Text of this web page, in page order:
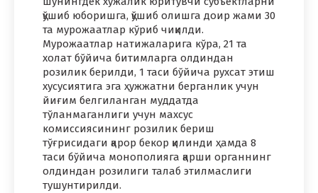
қўшиб юборишга, қўшиб олишга доир жами 30
та мурожаатлар кўриб чиқилди.
Мурожаатлар натижаларига кўра, 21 та
холат бўйича битимларга олдиндан
розилик берилди, 1 таси бўйича рухсат этиш
хусусиятига эга ҳужжатни берганлик учун
йиғим белгиланган муддатда
тўланмаганлиги учун махсус
комиссиясининг розилик бериш
тўғрисидаги қарор бекор қилинди ҳамда 8
таси бўйича монополияга қарши органнинг
олдиндан розилиги талаб этилмаслиги
тушунтирилди.